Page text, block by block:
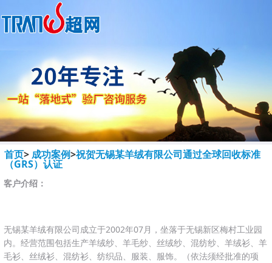
首页> 成功案例>祝贺无锡某羊绒有限公司通过全球回收标准
（GRS）认证
客户介绍：
无锡某羊绒有限公司成立于2002年07月，坐落于无锡新区梅村工业园
内。经营范围包括生产羊绒纱、羊毛纱、丝绒纱、混纺纱、羊绒衫、羊
毛衫、丝绒衫、混纺衫、纺织品、服装、服饰。（依法须经批准的项